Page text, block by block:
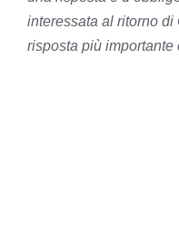
interessata al ritorno
risposta più importante